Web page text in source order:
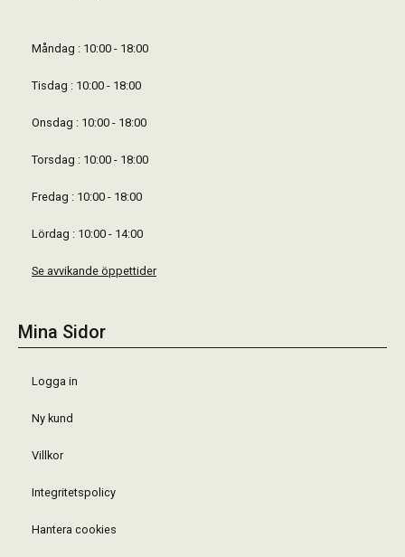
Måndag : 10:00 - 18:00
Tisdag : 10:00 - 18:00
Onsdag : 10:00 - 18:00
Torsdag : 10:00 - 18:00
Fredag : 10:00 - 18:00
Lördag : 10:00 - 14:00
Se avvikande öppettider
Mina Sidor
Logga in
Ny kund
Villkor
Integritetspolicy
Hantera cookies